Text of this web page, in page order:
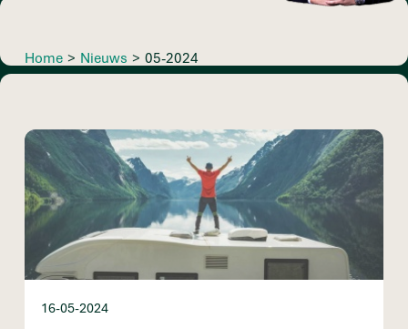
Home > Nieuws > 05-2024
16-05-2024